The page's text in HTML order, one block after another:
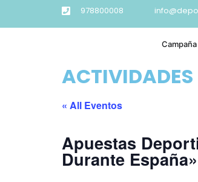
978800008
« All Eventos
Apuestas
Durante España»